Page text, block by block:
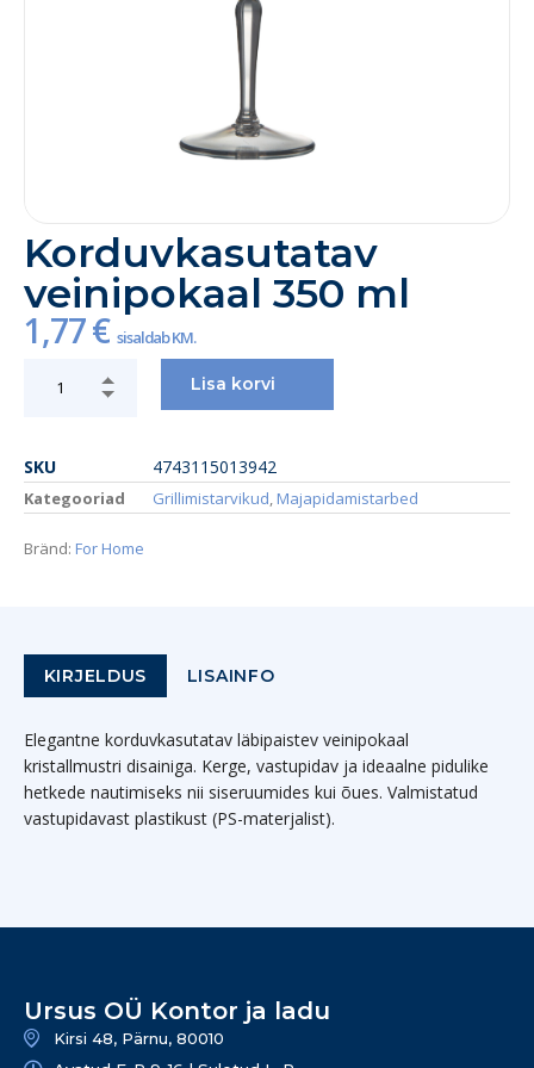
Korduvkasutatav
veinipokaal 350 ml
1,77€ sisaldab KM.
Lisa korvi
SKU 4743115013942
Kategooriad Grillimistarvikud Majapidamistarbed
Bränd: For Home
KIRJELDUS LISAINFO
Elegantne korduvkasutatav läbipaistev veinipokaal
kristallmustri disainiga. Kerge, vastupidav ja ideaalne pidulike
hetkede nautimiseks nii siseruumides kui õues. Valmistatud
vastupidavast plastikust (PS-materjalist).
Ursus OÜ Kontor ja ladu
Kirsi 48, Pärnu, 80010